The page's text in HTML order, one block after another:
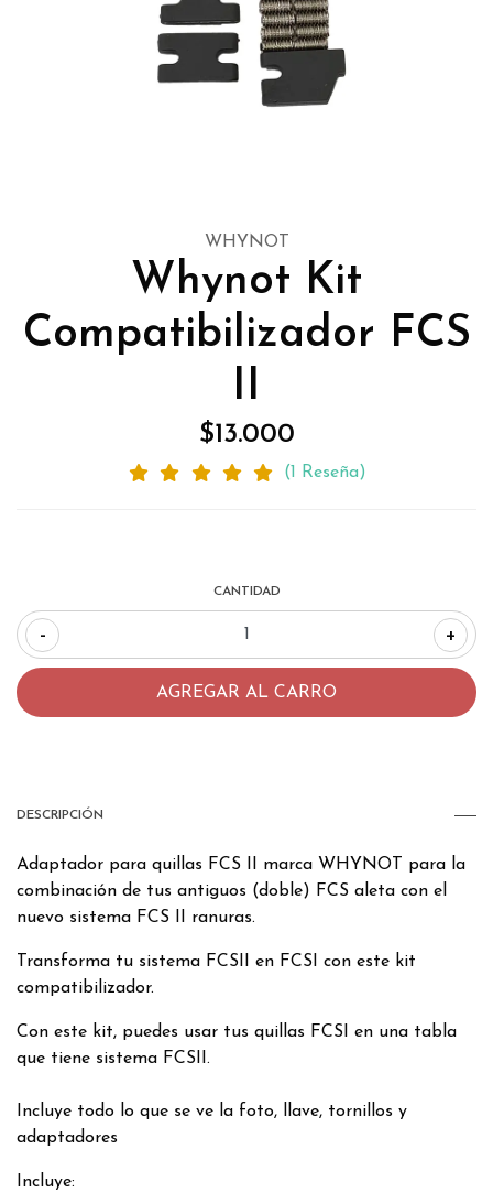
WHYNOT
Whynot Kit
Compatibilizador FCS
II
$13.000
(1 Reseña)
CANTIDAD
- +
DESCRIPCIÓN
Adaptador para quillas FCS II marca WHYNOT para la
combinación de tus antiguos (doble) FCS aleta con el
nuevo sistema FCS II ranuras.
Transforma tu sistema FCSII en FCSI con este kit
compatibilizador.
Con este kit, puedes usar tus quillas FCSI en una tabla
que tiene sistema FCSII.
Incluye todo lo que se ve la foto, llave, tornillos y
adaptadores
Incluye: